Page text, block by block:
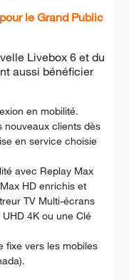
le Grand Public
Livebox 6 et du
aussi bénéficier
en mobilité.
nouveaux clients dès
en service choisie
avec Replay Max
HD enrichis et
TV Multi-écrans
4K ou une Clé
fixe vers les mobiles